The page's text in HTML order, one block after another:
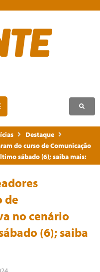
Destaque
do curso de Comunicação
sábado (6); saiba mais:
de
no cenário
(6); saiba